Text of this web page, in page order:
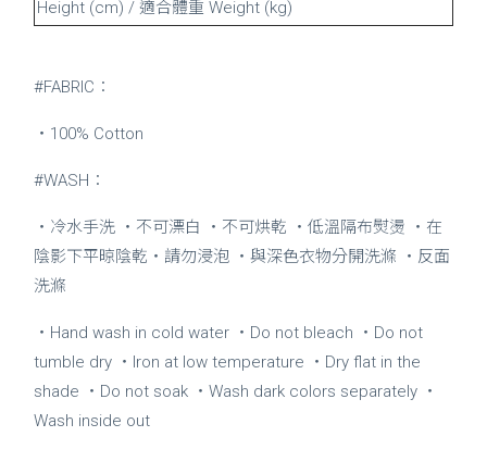
Height (cm) / 適合體重 Weight (kg)
#FABRIC：
・100% Cotton
#WASH：
・冷水手洗 ・不可漂白 ・不可烘乾 ・低溫隔布熨燙 ・在
陰影下平晾陰乾・請勿浸泡 ・與深色衣物分開洗滌 ・反面
洗滌
・Hand wash in cold water ・Do not bleach ・Do not
tumble dry ・Iron at low temperature ・Dry flat in the
shade ・Do not soak ・Wash dark colors separately ・
Wash inside out